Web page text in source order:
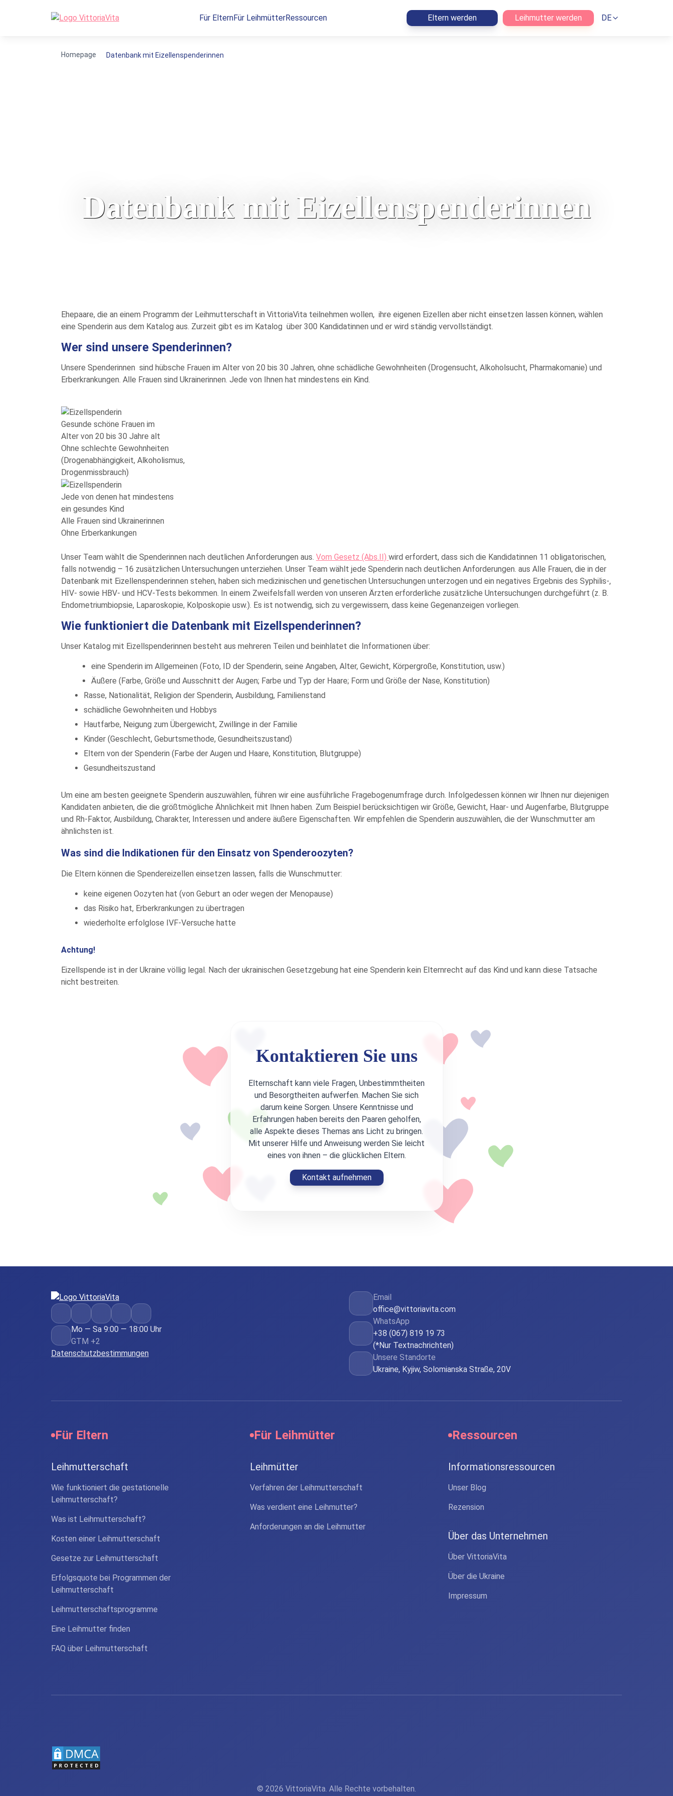
Für ElternFür LeihmütterRessourcen Eltern werden Leihmutter werden DE
Homepage Datenbank mit Eizellenspenderinnen
Datenbank mit Eizellenspenderinnen
Ehepaare, die an einem Programm der Leihmutterschaft in VittoriaVita teilnehmen wollen, ihre eigenen Eizellen aber nicht einsetzen lassen können, wählen
eine Spenderin aus dem Katalog aus. Zurzeit gibt es im Katalog über 300 Kandidatinnen und er wird ständig vervollständigt.
Wer sind unsere Spenderinnen?
Unsere Spenderinnen sind hübsche Frauen im Alter von 20 bis 30 Jahren, ohne schädliche Gewohnheiten (Drogensucht, Alkoholsucht, Pharmakomanie) und
Erberkrankungen. Alle Frauen sind Ukrainerinnen. Jede von Ihnen hat mindestens ein Kind.
Gesunde schöne Frauen im
Alter von 20 bis 30 Jahre alt
Ohne schlechte Gewohnheiten
(Drogenabhängigkeit, Alkoholismus,
Drogenmissbrauch)
Jede von denen hat mindestens
ein gesundes Kind
Alle Frauen sind Ukrainerinnen
Ohne Erberkankungen
Unser Team wählt die Spenderinnen nach deutlichen Anforderungen aus. Vom Gesetz (Abs.II) wird erfordert, dass sich die Kandidatinnen 11 obligatorischen,
falls notwendig – 16 zusätzlichen Untersuchungen unterziehen. Unser Team wählt jede Spenderin nach deutlichen Anforderungen. aus Alle Frauen, die in der
Datenbank mit Eizellenspenderinnen stehen, haben sich medizinischen und genetischen Untersuchungen unterzogen und ein negatives Ergebnis des Syphilis-,
HIV- sowie HBV- und HCV-Tests bekommen. In einem Zweifelsfall werden von unseren Ärzten erforderliche zusätzliche Untersuchungen durchgeführt (z. B.
Endometriumbiopsie, Laparoskopie, Kolposkopie usw.). Es ist notwendig, sich zu vergewissern, dass keine Gegenanzeigen vorliegen.
Wie funktioniert die Datenbank mit Eizellspenderinnen?
Unser Katalog mit Eizellspenderinnen besteht aus mehreren Teilen und beinhlatet die Informationen über:
eine Spenderin im Allgemeinen (Foto, ID der Spenderin, seine Angaben, Alter, Gewicht, Körpergroße, Konstitution, usw.)
Äußere (Farbe, Größe und Ausschnitt der Augen; Farbe und Typ der Haare; Form und Größe der Nase, Konstitution)
Rasse, Nationalität, Religion der Spenderin, Ausbildung, Familienstand
schädliche Gewohnheiten und Hobbys
Hautfarbe, Neigung zum Übergewicht, Zwillinge in der Familie
Kinder (Geschlecht, Geburtsmethode, Gesundheitszustand)
Eltern von der Spenderin (Farbe der Augen und Haare, Konstitution, Blutgruppe)
Gesundheitszustand
Um eine am besten geeignete Spenderin auszuwählen, führen wir eine ausführliche Fragebogenumfrage durch. Infolgedessen können wir Ihnen nur diejenigen
Kandidaten anbieten, die die größtmögliche Ähnlichkeit mit Ihnen haben. Zum Beispiel berücksichtigen wir Größe, Gewicht, Haar- und Augenfarbe, Blutgruppe
und Rh-Faktor, Ausbildung, Charakter, Interessen und andere äußere Eigenschaften. Wir empfehlen die Spenderin auszuwählen, die der Wunschmutter am
ähnlichsten ist.
Was sind die Indikationen für den Einsatz von Spenderoozyten?
Die Eltern können die Spendereizellen einsetzen lassen, falls die Wunschmutter:
keine eigenen Oozyten hat (von Geburt an oder wegen der Menopause)
das Risiko hat, Erberkrankungen zu übertragen
wiederholte erfolglose IVF-Versuche hatte
Achtung!
Eizellspende ist in der Ukraine völlig legal. Nach der ukrainischen Gesetzgebung hat eine Spenderin kein Elternrecht auf das Kind und kann diese Tatsache
nicht bestreiten.
Kontaktieren Sie uns
Elternschaft kann viele Fragen, Unbestimmtheiten
und Besorgtheiten aufwerfen. Machen Sie sich
darum keine Sorgen. Unsere Kenntnisse und
Erfahrungen haben bereits den Paaren geholfen,
alle Aspekte dieses Themas ans Licht zu bringen.
Mit unserer Hilfe und Anweisung werden Sie leicht
eines von ihnen – die glücklichen Eltern.
Kontakt aufnehmen
Mo — Sa 9:00 — 18:00 Uhr
GTM +2
Datenschutzbestimmungen
Email
office@vittoriavita.com
WhatsApp
+38 (067) 819 19 73
(*Nur Textnachrichten)
Unsere Standorte
Ukraine, Kyjiw, Solomianska Straße, 20V
Für Eltern
Leihmutterschaft
Wie funktioniert die gestationelle
Leihmutterschaft?
Was ist Leihmutterschaft?
Kosten einer Leihmutterschaft
Gesetze zur Leihmutterschaft
Erfolgsquote bei Programmen der
Leihmutterschaft
Leihmutterschaftsprogramme
Eine Leihmutter finden
FAQ über Leihmutterschaft
Für Leihmütter
Leihmütter
Verfahren der Leihmutterschaft
Was verdient eine Leihmutter?
Anforderungen an die Leihmutter
Ressourcen
Informationsressourcen
Unser Blog
Rezension
Über das Unternehmen
Über VittoriaVita
Über die Ukraine
Impressum
© 2026 VittoriaVita. Alle Rechte vorbehalten.